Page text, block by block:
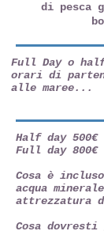
di pesca
Full Day o
orari di
alle maree...
Half day 500€
Full day 800€
Cosa è
acqua
attrezzatura
Cosa dovresti